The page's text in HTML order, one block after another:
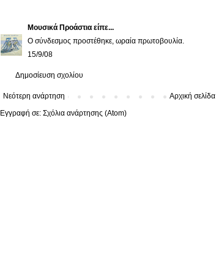
Μουσικά Προάστια είπε...
Ο σύνδεσμος προστέθηκε, ωραία πρωτοβουλία.
15/9/08
Δημοσίευση σχολίου
Νεότερη ανάρτηση
Αρχική σελίδα
Εγγραφή σε: Σχόλια ανάρτησης (Atom)